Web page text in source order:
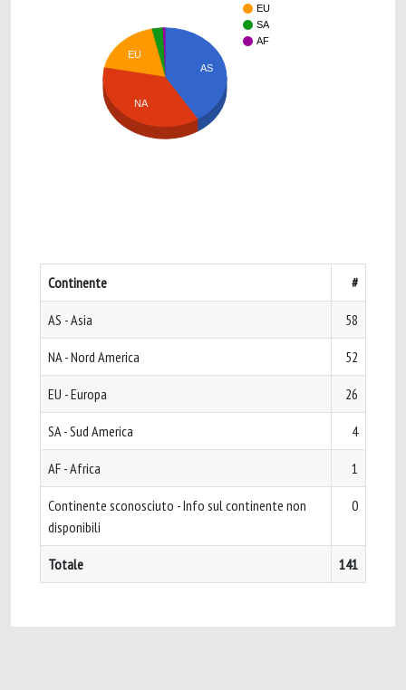
EU
SA
AF
AS
EU
NA
Continente #
AS - Asia 58
NA - Nord America 52
EU - Europa 26
SA - Sud America 4
AF - Africa 1
Continente sconosciuto - Info sul continente non
disponibili
0
Totale 141